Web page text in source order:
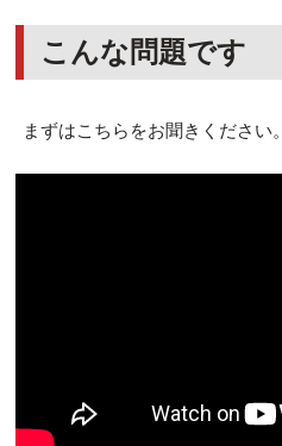
こんな問題です
まずはこちらをお聞きください。